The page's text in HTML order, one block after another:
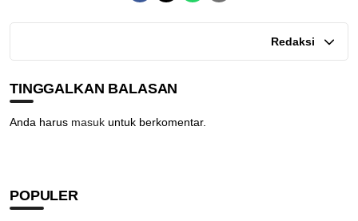
Redaksi
TINGGALKAN BALASAN
Anda harus masuk untuk berkomentar.
POPULER